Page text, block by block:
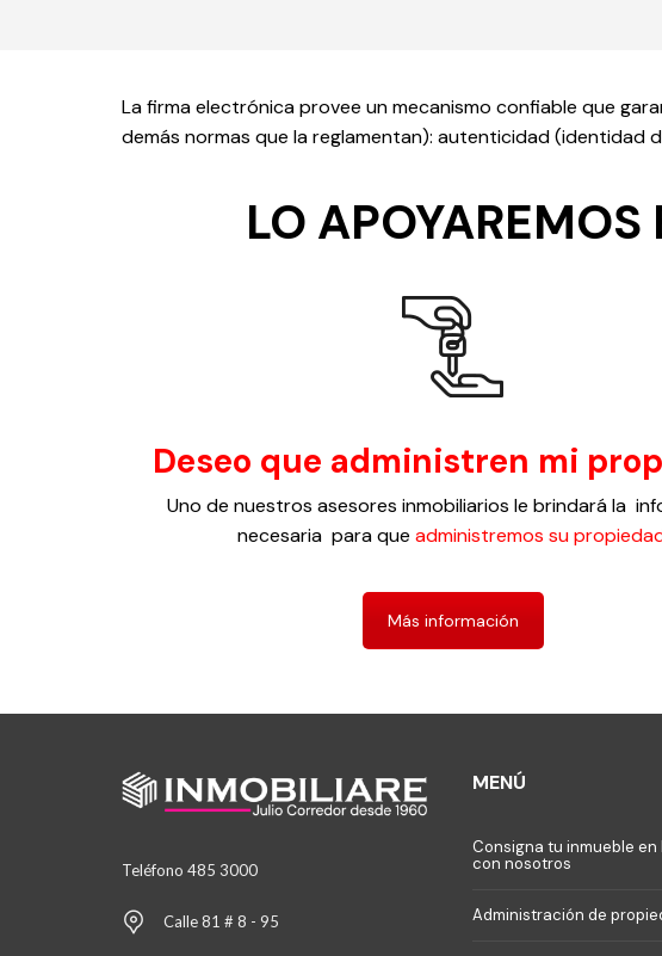
La firma electrónica provee un mecanismo confiable que
demás normas que la reglamentan): autenticidad
LO
Deseo que administren mi
Uno de nuestros asesores inmobiliarios le brindará la
necesaria para que administremos su
Más información
Teléfono 485 3000
Calle 81 # 8 - 95
MENÚ
Consigna tu inmueble en
con nosotros
Administración de